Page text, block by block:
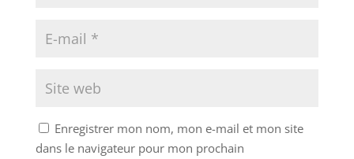
Enregistrer mon nom, mon e-mail et mon site
dans le navigateur pour mon prochain